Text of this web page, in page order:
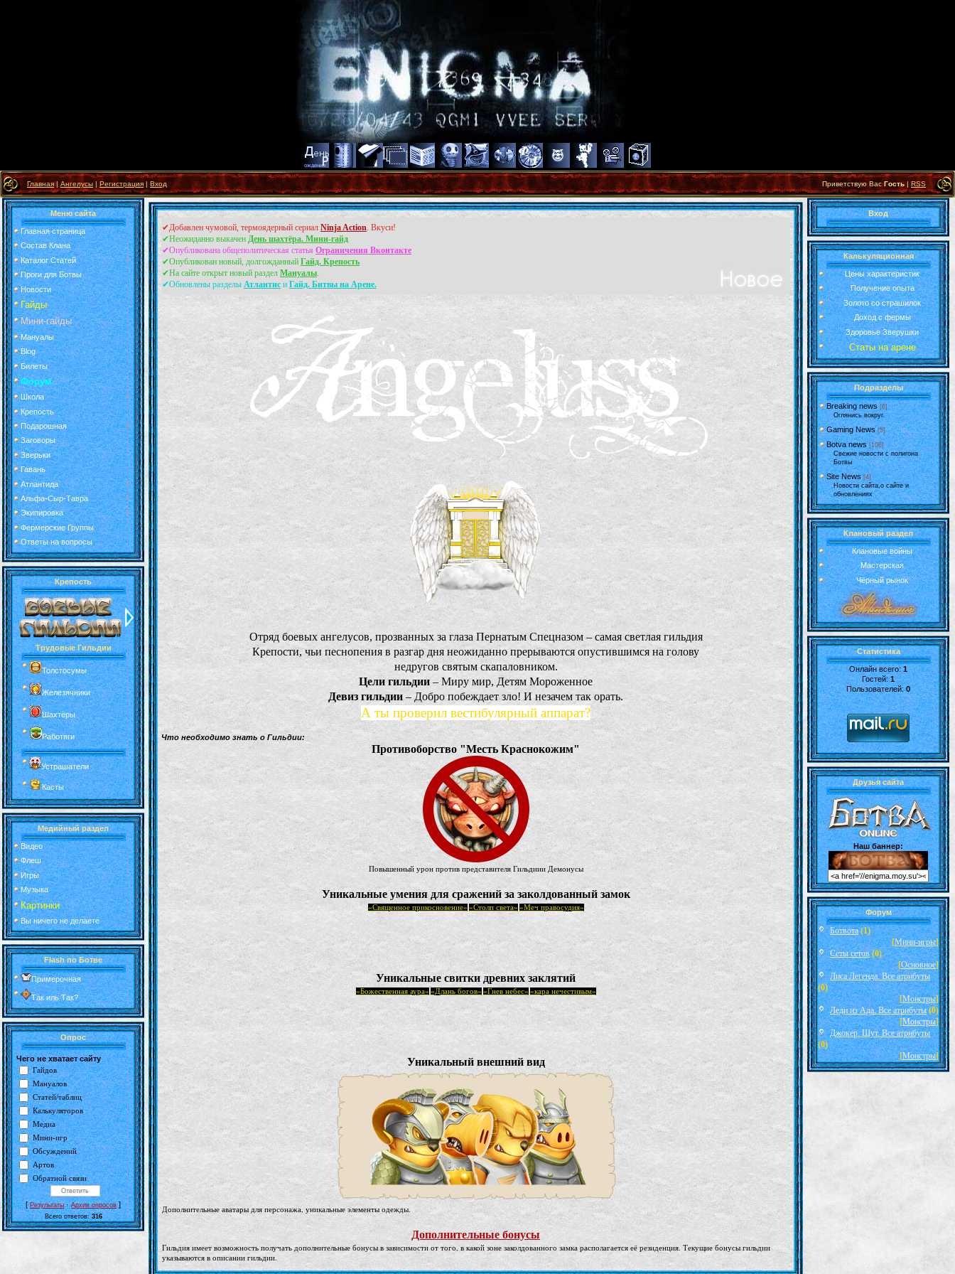
Главная|Ангелусы |Регистрация | Вход Приветствую Вас Гость| RSS
Меню сайта
Главная страница
Состав Клана
Каталог Статей
Проги для Ботвы
Новости
Гайды
Мини-гайды
Мануалы
Blog
Билеты
Форум
Школа
Крепость
Подарошная
Заговоры
Зверьки
Гавань
Атлантида
Альфа-Сыр-Тавра
Экипировка
Фермерские Группы
Ответы на вопросы
Крепость
Трудовые Гильдии
Толстосумы
Железячники
Шахтёры
Работяги
Устрашатели
Касты
Медийный раздел
Видео
Флеш
Игры
Музыка
Картинки
Вы ничего не делаете
Flash по Ботве
Примерочная
Так иль Так?
Опрос
Чего не хватает сайту
Гайдов
Мануалов
Статей/таблиц
Калькуляторов
Медиа
Мини-игр
Обсуждений
Артов
Обратной связи
[Результаты·Архив опросов]
Всего ответов: 316
✔Добавлен чумовой, термоядерный сериал Ninja Action. Вкуси!
✔Неожиданно выкачен День шахтёра. Мини-гайд
✔Опубликована общеполитическая статья Ограничения Вконтакте
✔Опубликован новый, долгожданный Гайд. Крепость
✔На сайте открыт новый раздел Мануалы.
✔Обновлены разделы Атлантис и Гайд. Битвы на Арене.
Отряд боевых ангелусов, прозванных за глаза Пернатым Спецназом – самая светлая гильдия
Крепости, чьи песнопения в разгар дня неожиданно прерываются опустившимся на голову
недругов святым скапаловником.
Цели гильдии – Миру мир, Детям Мороженное
Девиз гильдии – Добро побеждает зло! И незачем так орать.
А ты проверил вестибулярный аппарат?
Что необходимо знать о Гильдии:
Противоборство "Месть Краснокожим"
Повышенный урон против представителя Гильдиии Демонусы
Уникальные умения для сражений за заколдованный замок
«Священное прикосновение» «Столп света» «Меч правосудия»
Уникальные свитки древних заклятий
«Божественная аура» «Длань богов» «Гнев небес» «кара нечестивым»
Уникальный внешний вид
Дополнительные аватары для персонажа, уникальные элементы одежды.
Дополнительные бонусы
Гильдия имеет возможность получать дополнительные бонусы в зависимости от того, в какой зоне заколдованного замка располагается её резиденция. Текущие бонусы гильдии
указываются в описании гильдии.
Вход
Калькуляционная
Цены характеристик
Получение опыта
Золото со страшилок
Доход с фермы
Здоровье Зверушки
Статы на арене
Подразделы
Breaking news [6]
Оглянись вокруг.
Gaming News [5]
Botva news [106]
Свежие новости с полигона
Ботвы
Site News [4]
Новости сайта,о сайте и
обновлениях
Клановый раздел
Клановые войны
Мастерская
Чёрный рынок
Статистика
Онлайн всего:1
Гостей:1
Пользователей:0
Друзья сайта
Наш баннер:
Форум
Ботвота (1)
[Мини-игры]
Сеты сетов (0)
[Основное]
Лиса Легенда. Все атрибуты
(0)
[Монстры]
Леди из Ада. Все атрибуты (0)
[Монстры]
Джокер. Шут. Все атрибуты
(0)
[Монстры]